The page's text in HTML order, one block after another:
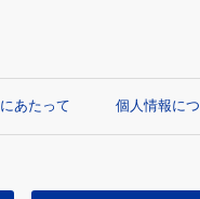
あたって 個人情報に